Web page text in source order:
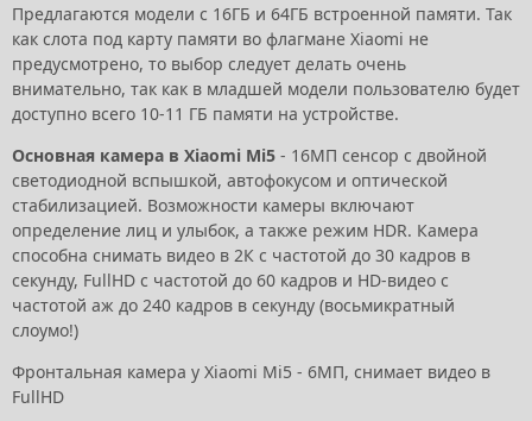
Предлагаются модели с 16ГБ и 64ГБ встроенной памяти. Так
как слота под карту памяти во флагмане Xiaomi не
предусмотрено, то выбор следует делать очень
внимательно, так как в младшей модели пользователю будет
доступно всего 10-11 ГБ памяти на устройстве.
Основная камера в Xiaomi Mi5 - 16МП сенсор с двойной
светодиодной вспышкой, автофокусом и оптической
стабилизацией. Возможности камеры включают
определение лиц и улыбок, а также режим HDR. Камера
способна снимать видео в 2К с частотой до 30 кадров в
секунду, FullHD с частотой до 60 кадров и HD-видео с
частотой аж до 240 кадров в секунду (восьмикратный
слоумо!)
Фронтальная камера у Xiaomi Mi5 - 6МП, снимает видео в
FullHD